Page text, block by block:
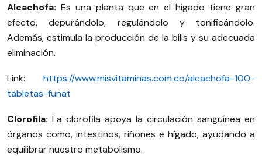
Alcachofa: Es una planta que en el hígado tiene gran
efecto, depurándolo, regulándolo y tonificándolo.
Además, estimula la producción de la bilis y su adecuada
eliminación.
Link: https://www.misvitaminas.com.co/alcachofa-100-
tabletas-funat
Clorofila: La clorofila apoya la circulación sanguínea en
órganos como, intestinos, riñones e hígado, ayudando a
equilibrar nuestro metabolismo.